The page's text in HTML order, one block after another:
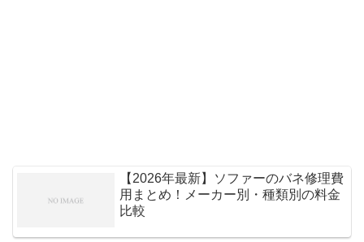
【2026年最新】ソファーのバネ修理費
用まとめ！メーカー別・種類別の料金
比較